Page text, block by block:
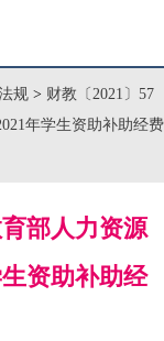
规 > 财教〔2021〕57
年学生资助补助经费
部人力资源
资助补助经